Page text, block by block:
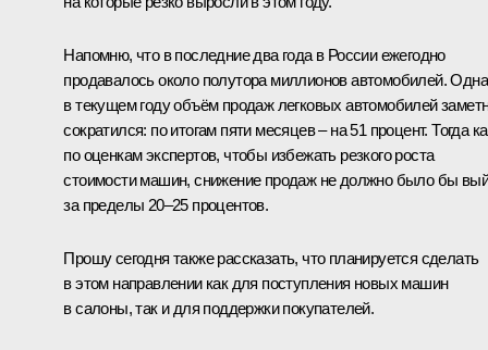
Напомню, что в последние два года в России ежегодно
продавалось около полутора миллионов автомобилей.
в текущем году объём продаж легковых автомобилей
сократился: по итогам пяти месяцев – на 51 процент. Тогда
по оценкам экспертов, чтобы избежать резкого роста
стоимости машин, снижение продаж не должно было бы
за пределы 20–25 процентов.
Прошу сегодня также рассказать, что планируется сделать
в этом направлении как для поступления новых машин
в салоны, так и для поддержки покупателей.